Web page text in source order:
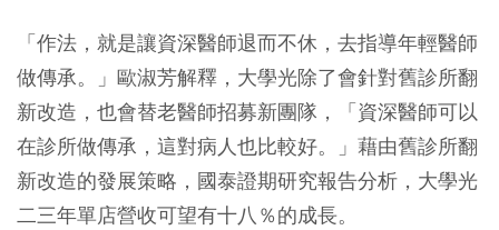
「作法，就是讓資深醫師退而不休，去指導年輕醫師
做傳承。」歐淑芳解釋，大學光除了會針對舊診所翻
新改造，也會替老醫師招募新團隊，「資深醫師可以
在診所做傳承，這對病人也比較好。」藉由舊診所翻
新改造的發展策略，國泰證期研究報告分析，大學光
二三年單店營收可望有十八％的成長。